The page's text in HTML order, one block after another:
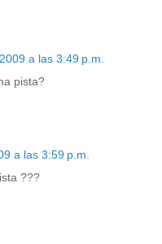
a las 3:49 p.m.
pista?
a las 3:59 p.m.
???